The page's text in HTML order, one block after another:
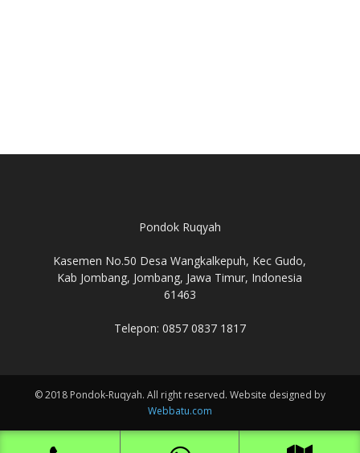
Pondok Ruqyah
Kasemen No.50 Desa Wangkalkepuh, Kec Gudo,
Kab Jombang, Jombang, Jawa Timur, Indonesia
61463
Telepon: 0857 0837 1817
© 2018 Pondok-Ruqyah. All right reserved. Website designed by
Webbatu.com